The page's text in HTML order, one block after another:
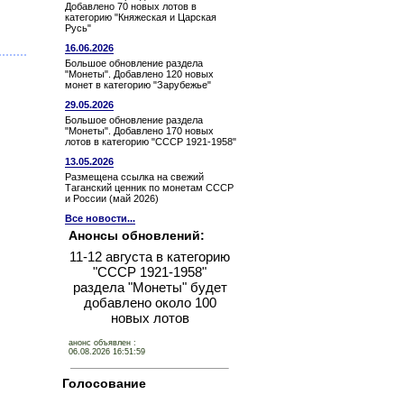
Добавлено 70 новых лотов в
категорию "Княжеская и Царская
Русь"
16.06.2026
Большое обновление раздела
"Монеты". Добавлено 120 новых
монет в категорию "Зарубежье"
29.05.2026
Большое обновление раздела
"Монеты". Добавлено 170 новых
лотов в категорию "СССР 1921-1958"
13.05.2026
Размещена ссылка на свежий
Таганский ценник по монетам СССР
и России (май 2026)
Все новости...
Анонсы обновлений:
11-12 августа в категорию
"СССР 1921-1958"
раздела "Монеты" будет
добавлено около 100
новых лотов
анонс объявлен :
06.08.2026 16:51:59
Голосование